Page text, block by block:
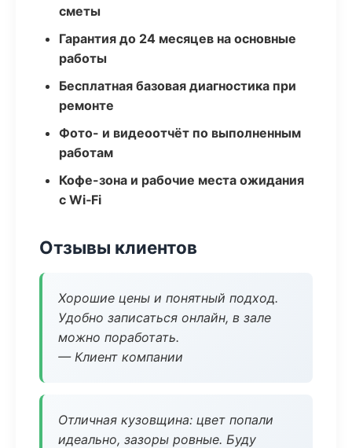
сметы
Гарантия до 24 месяцев на основные
работы
Бесплатная базовая диагностика при
ремонте
Фото- и видеоотчёт по выполненным
работам
Кофе-зона и рабочие места ожидания
с Wi‑Fi
Отзывы клиентов
Хорошие цены и понятный подход.
Удобно записаться онлайн, в зале
можно поработать.
— Клиент компании
Отличная кузовщина: цвет попали
идеально, зазоры ровные. Буду